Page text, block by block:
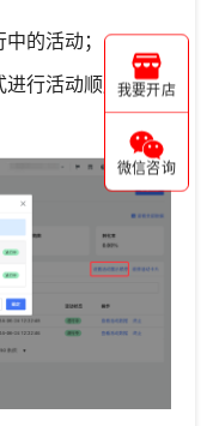
的活动；
行活动顺序调我要开店
微信咨询